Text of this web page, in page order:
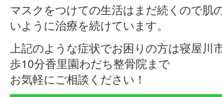
マスクをつけての生活はまだ続くので肌
いように治療を続けています。
上記のような症状でお困りの方は寝屋川
歩10分香里園わだち整骨院まで
お気軽にご相談ください！